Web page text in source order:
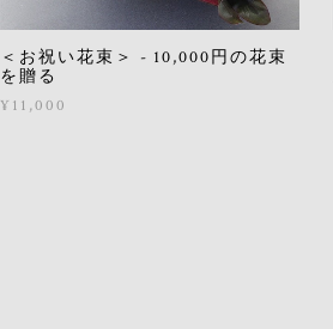
＜お祝い花束＞ - 10,000円の花束
を贈る
¥11,000